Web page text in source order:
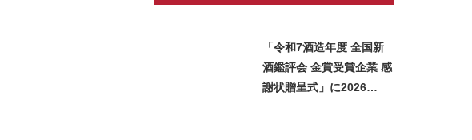
「令和7酒造年度 全国新
酒鑑評会 金賞受賞企業 感
謝状贈呈式」に2026